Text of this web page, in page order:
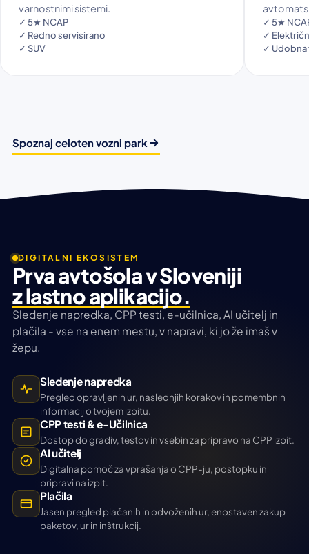
varnostnimi sistemi.
✓ 5★ NCAP
✓ Redno servisirano
✓ SUV
✓ 5★
✓
✓ Udobna
Spoznaj celoten vozni park
DIGITALNI EKOSISTEM
Prva avtošola v Sloveniji
z lastno aplikacijo.
Sledenje napredka, CPP testi, e-učilnica, AI učitelj in
plačila - vse na enem mestu, v napravi, ki jo že imaš v
žepu.
Sledenje napredka
Pregled opravljenih ur, naslednjih korakov in pomembnih
informacij o tvojem izpitu.
CPP testi & e-Učilnica
Dostop do gradiv, testov in vsebin za pripravo na CPP izpit.
AI učitelj
Digitalna pomoč za vprašanja o CPP-ju, postopku in
pripravi na izpit.
Plačila
Jasen pregled plačanih in odvoženih ur, enostaven zakup
paketov, ur in inštrukcij.